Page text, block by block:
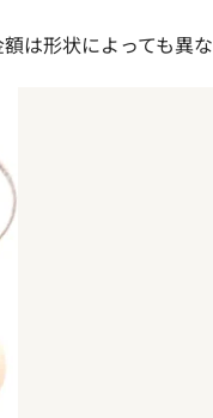
は形状によっても異な